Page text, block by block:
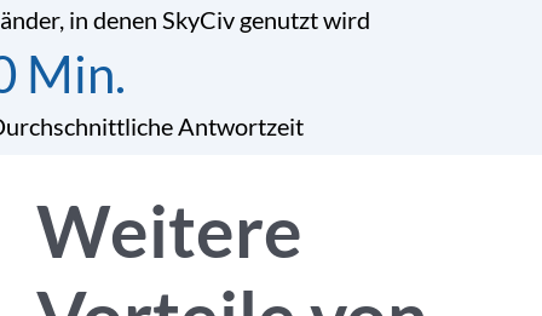
in denen SkyCiv genutzt wird
Min.
Antwortzeit
Weitere